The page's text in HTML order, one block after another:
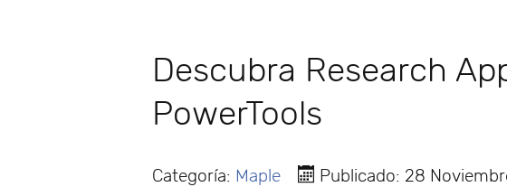
Descubra Research
PowerTools
Categoría: Maple Publicado: 28